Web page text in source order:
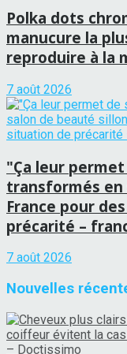
Polka dots
manucure la
reproduire à la
7 août 2026
"Ça leur
transformés en
France pour
précarité –
7 août 2026
Nouvelles